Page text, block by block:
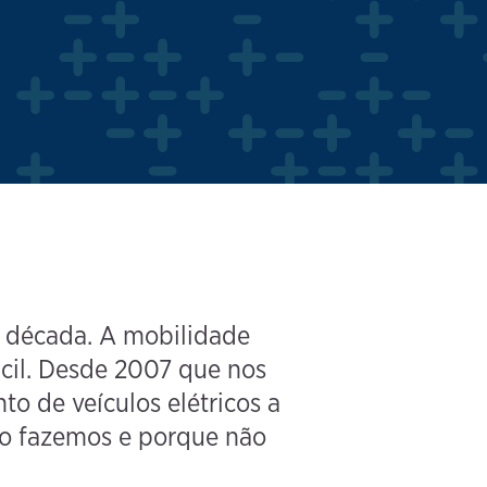
A mobilidade
Desde 2007 que nos
de veículos elétricos a
fazemos e porque não